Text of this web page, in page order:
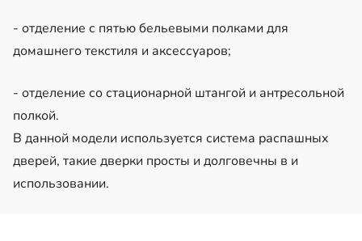
- отделение с пятью бельевыми полками для
домашнего текстиля и аксессуаров;
- отделение со стационарной штангой и антресольной
полкой.
В данной модели используется система распашных
дверей, такие дверки просты и долговечны в и
использовании.